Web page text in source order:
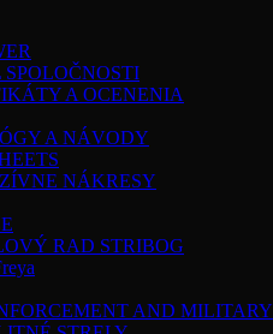
SPOLOČNOSTI
A OCENENIA
A NÁVODY
NÁKRESY
RAD STRIBOG
AND MILITARY